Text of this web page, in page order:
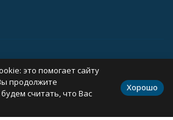
это помогает сайту
продолжите
считать, что Вас
Хорошо